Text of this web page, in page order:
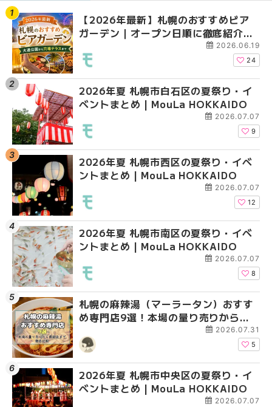
【2026年最新】札幌のおすすめビア
ガーデン｜オープン日順に徹底紹介！
大通公園から穴場テラスまで | MouLa
HOKKAIDO
2026.06.19
24
2026年夏 札幌市白石区の夏祭り・イ
ベントまとめ | MouLa HOKKAIDO
2026.07.07
9
2026年夏 札幌市西区の夏祭り・イベ
ントまとめ | MouLa HOKKAIDO
2026.07.07
12
2026年夏 札幌市南区の夏祭り・イベ
ントまとめ | MouLa HOKKAIDO
2026.07.07
8
札幌の麻辣湯（マーラータン）おすす
め専門店9選！本場の量り売りから最
新店まで徹底比較 | MouLa
HOKKAIDO
2026.07.31
5
2026年夏 札幌市中央区の夏祭り・イ
ベントまとめ | MouLa HOKKAIDO
2026.07.07
【2026年最新】札幌
ガーデン｜オープン日
大通公園から穴場テ
2026年夏 札幌市西区
ントまとめ | MouLa
2026年夏 札幌市北区
ントまとめ | MouLa
2026年夏 札幌市手稲
ベントまとめ |
2026年夏 札幌市白石
ベントまとめ |
2026年夏 札幌市清田
ベントまとめ |
【2026年最新】札幌
ガーデン｜オープン日
大通公園から穴場テ
2026年夏 札幌市北区
ントまとめ | MouLa
2026年夏 札幌市西区
ントまとめ | MouLa
2026年夏 札幌市白石
ベントまとめ |
2026年夏 札幌市手稲
ベントまとめ |
札幌の麻辣湯（マーラ
め専門店6選！本場の
新店まで徹底比較 |